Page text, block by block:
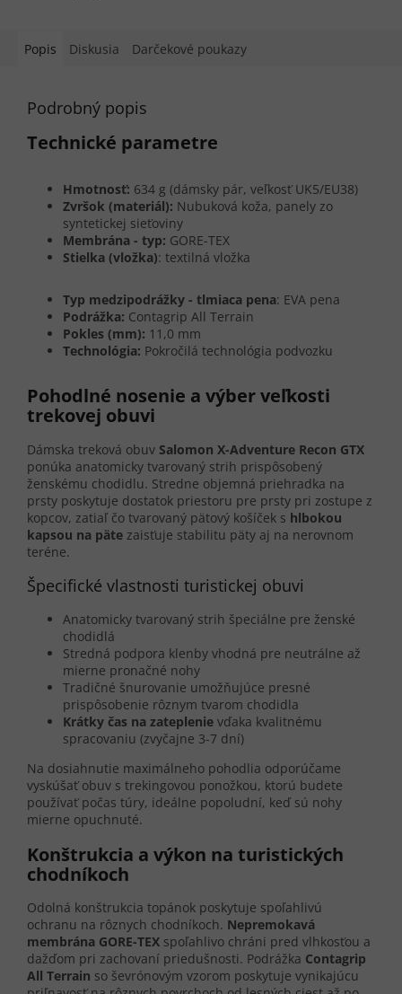
Popis Diskusia Darčekové poukazy
Podrobný popis
Technické parametre
Hmotnosť: 634 g (dámsky pár, veľkosť UK5/EU38)
Zvršok (materiál): Nubuková koža, panely zo
syntetickej sieťoviny
Membrána - typ: GORE-TEX
Stielka (vložka): textilná vložka
Typ medzipodrážky - tlmiaca pena: EVA pena
Podrážka: Contagrip All Terrain
Pokles (mm): 11,0 mm
Technológia: Pokročilá technológia podvozku
Pohodlné nosenie a výber veľkosti
trekovej obuvi
Dámska treková obuv Salomon X-Adventure Recon GTX
ponúka anatomicky tvarovaný strih prispôsobený
ženskému chodidlu. Stredne objemná priehradka na
prsty poskytuje dostatok priestoru pre prsty pri zostupe z
kopcov, zatiaľ čo tvarovaný pätový košíček s hlbokou
kapsou na päte zaisťuje stabilitu päty aj na nerovnom
teréne.
Špecifické vlastnosti turistickej obuvi
Anatomicky tvarovaný strih špeciálne pre ženské
chodidlá
Stredná podpora klenby vhodná pre neutrálne až
mierne pronačné nohy
Tradičné šnurovanie umožňujúce presné
prispôsobenie rôznym tvarom chodidla
Krátky čas na zateplenie vďaka kvalitnému
spracovaniu (zvyčajne 3-7 dní)
Na dosiahnutie maximálneho pohodlia odporúčame
vyskúšať obuv s trekingovou ponožkou, ktorú budete
používať počas túry, ideálne popoludní, keď sú nohy
mierne opuchnuté.
Konštrukcia a výkon na turistických
chodníkoch
Odolná konštrukcia topánok poskytuje spoľahlivú
ochranu na rôznych chodníkoch. Nepremokavá
membrána GORE-TEX spoľahlivo chráni pred vlhkosťou a
dažďom pri zachovaní priedušnosti. Podrážka Contagrip
All Terrain so ševrónovým vzorom poskytuje vynikajúcu